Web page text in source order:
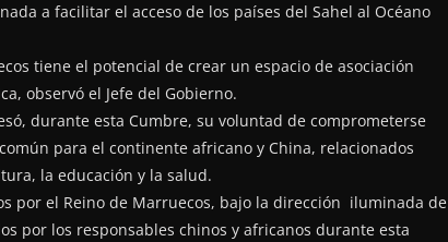
a facilitar el acceso de los países del Sahel al Océano
tiene el potencial de crear un espacio de asociación
observó el Jefe del Gobierno.
durante esta Cumbre, su voluntad de comprometerse
para el continente africano y China, relacionados
la educación y la salud.
por el Reino de Marruecos, bajo la dirección iluminada de
por los responsables chinos y africanos durante esta